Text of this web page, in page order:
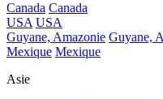
Canada Canada
USA USA
Guyane, Amazonie Guyane,
Mexique Mexique
Asie